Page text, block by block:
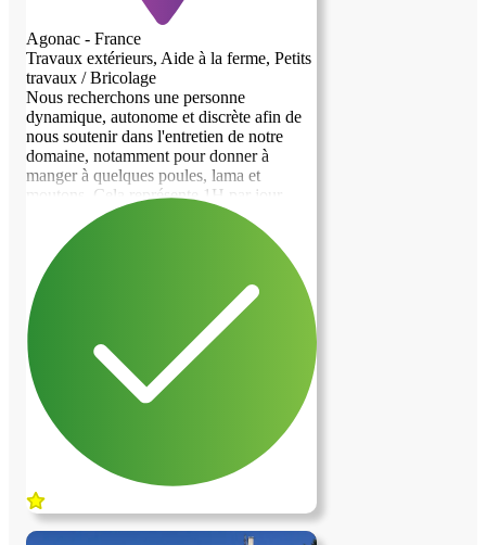
Agonac - France
Travaux extérieurs, Aide à la ferme, Petits
travaux / Bricolage
Nous recherchons une personne
dynamique, autonome et discrète afin de
nous soutenir dans l'entretien de notre
domaine, notamment pour donner à
manger à quelques poules, lama et
moutons. Cela représente 1H par jour
environ. Nous n'acceptons pas les fumeurs
et les animaux. Le logement proposé à
titre gratuit est un studio au R+1 avec une
entrée indépendante de notre maison. Il y
a une cuisine, deux chambres et une salle
de bain/wc soit 80m2 Le domaine se situe
entre Champcevinel et Agonac.
Obligation d'avoir un véhicule.